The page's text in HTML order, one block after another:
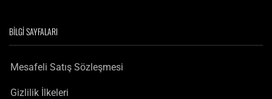
BILGI SAYFALARI
Mesafeli Satış Sözleşmesi
Gizlilik İlkeleri